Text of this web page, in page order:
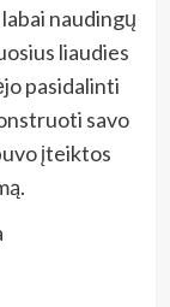
naudingų
liaudies
pasidalinti
savo
įteiktos